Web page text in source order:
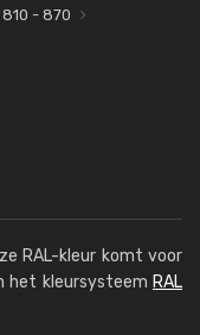
810 - 870
RAL-kleur komt voor
het kleursysteem RAL